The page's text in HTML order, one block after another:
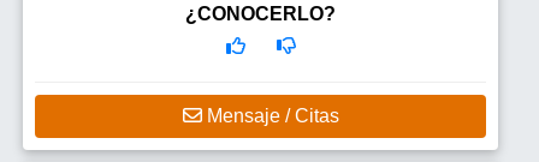
¿CONOCERLO?
Mensaje / Citas